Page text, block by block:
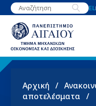
Παράκαμψη
προς
κυρίως
περιεχόμενο
EL
Breadcrumb
Αρχική
αποτελέσματα